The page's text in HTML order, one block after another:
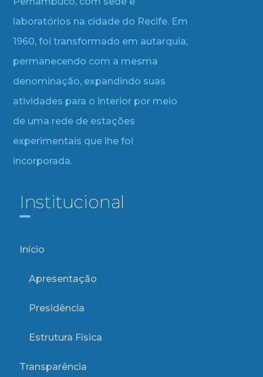
laboratórios na cidade do Recife. Em
1960, foi transformado em autarquia,
permanecendo com a mesma
denominação, expandindo suas
atividades para o interior por meio
de uma rede de estações
experimentais que lhe foi
incorporada.
Institucional
Início
Apresentação
Presidência
Estrutura Física
Transparência